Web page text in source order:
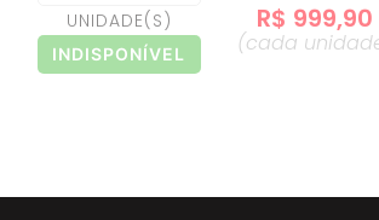
UNIDADE(S)
INDISPONÍVEL
R$ 999,90
(cada
UNIDADE(S) R$920,90